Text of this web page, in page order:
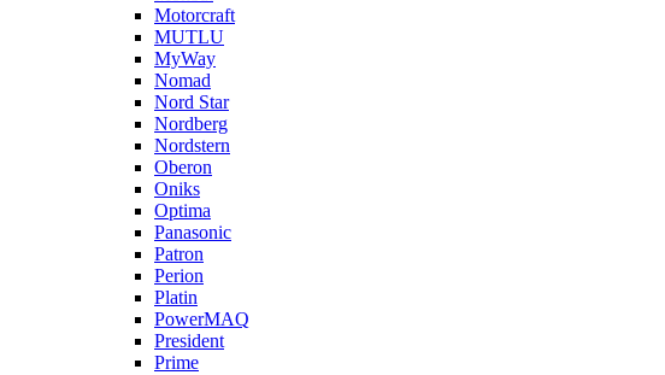
Motorcraft
MUTLU
MyWay
Nomad
Nord Star
Nordberg
Nordstern
Oberon
Oniks
Optima
Panasonic
Patron
Perion
Platin
PowerMAQ
President
Prime